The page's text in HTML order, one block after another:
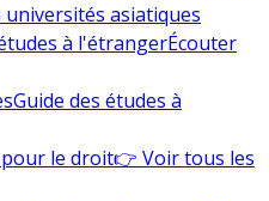
universités asiatiques
à l'étrangerÉcouter
Guide des études à
le droit👉 Voir tous les